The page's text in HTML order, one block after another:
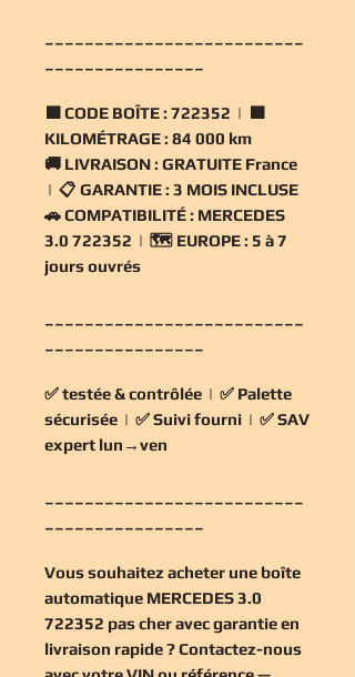
🟧CODE BOÎTE : 722352 | 🟧
KILOMÉTRAGE : 84 000 km
🚚 LIVRAISON : GRATUITE France
| 📋 GARANTIE : 3 MOIS INCLUSE
🚗COMPATIBILITÉ : MERCEDES
3.0 722352 | 🗺️ EUROPE : 5 à 7
jours ouvrés
✅testée & contrôlée | ✅ Palette
sécurisée | ✅Suivi fourni | ✅SAV
expert lun→ven
Vous souhaitez acheter une boîte
automatique MERCEDES 3.0
722352 pas cheravec garantie en
livraison rapide ? Contactez-nous